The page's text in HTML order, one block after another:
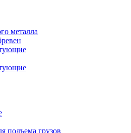
металла
подъема грузов